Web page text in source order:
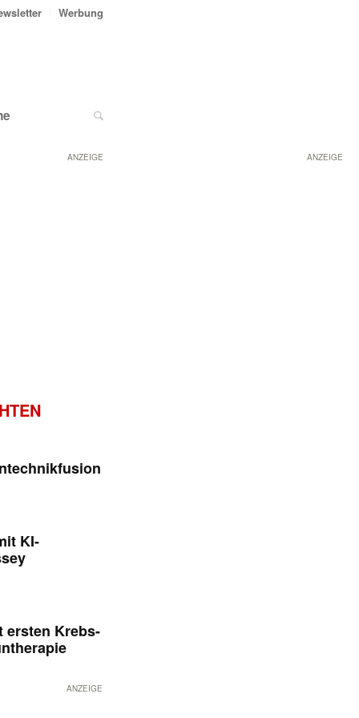
ANZEIGE
Werbung
ANZEIGE
KI-
ersten Krebs-
ANZEIGE